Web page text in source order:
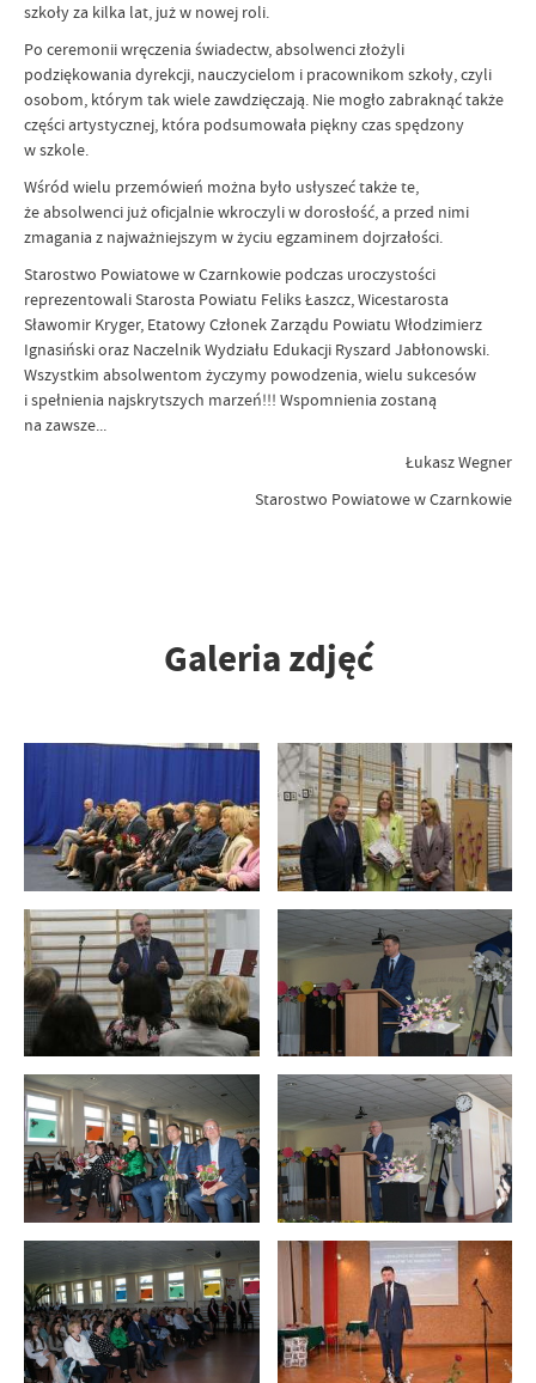
szkoły za kilka lat, już w nowej roli.
Po ceremonii wręczenia świadectw, absolwenci złożyli
podziękowania dyrekcji, nauczycielom i pracownikom szkoły, czyli
osobom, którym tak wiele zawdzięczają. Nie mogło zabraknąć także
części artystycznej, która podsumowała piękny czas spędzony
w szkole.
Wśród wielu przemówień można było usłyszeć także te,
że absolwenci już oficjalnie wkroczyli w dorosłość, a przed nimi
zmagania z najważniejszym w życiu egzaminem dojrzałości.
Starostwo Powiatowe w Czarnkowie podczas uroczystości
reprezentowali Starosta Powiatu Feliks Łaszcz, Wicestarosta
Sławomir Kryger, Etatowy Członek Zarządu Powiatu Włodzimierz
Ignasiński oraz Naczelnik Wydziału Edukacji Ryszard Jabłonowski.
Wszystkim absolwentom życzymy powodzenia, wielu sukcesów
i spełnienia najskrytszych marzeń!!! Wspomnienia zostaną
na zawsze...
Łukasz Wegner
Starostwo Powiatowe w Czarnkowie
Galeria zdjęć